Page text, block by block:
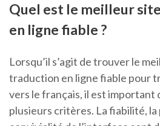
Quel est le meilleur
en ligne fiable ?
Lorsqu’il s’agit de trouver le
traduction en ligne fiable pour
vers le français, il est important
plusieurs critères. La fiabilité, la